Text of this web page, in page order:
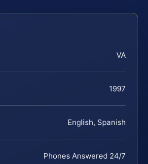
VA
1997
English, Spanish
Phones Answered 24/7